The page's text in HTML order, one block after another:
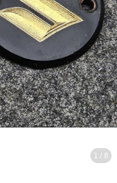
1 / 8